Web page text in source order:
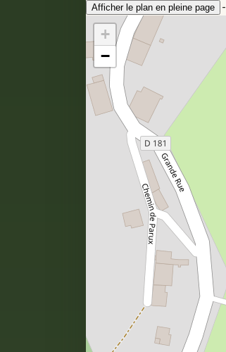
Afficher le plan en pleine page -